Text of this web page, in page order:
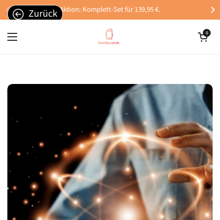
Zum Inhalt springenAktion: Komplett-Set für 139,95 €.
Menü öffnen
Warenkorb
0
Zurück